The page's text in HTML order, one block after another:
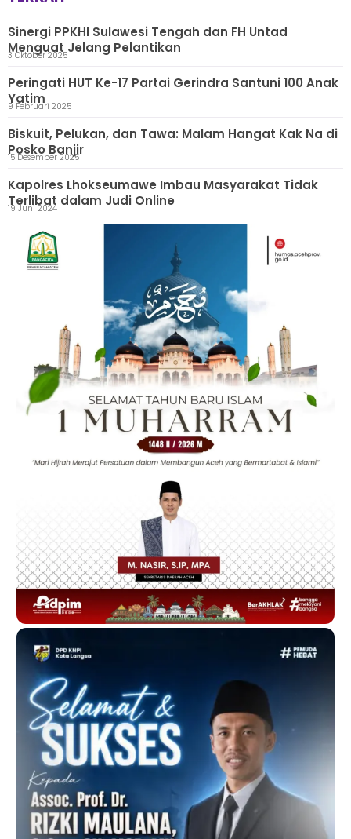
Sinergi PPKHI Sulawesi Tengah dan FH Untad
Menguat Jelang Pelantikan
3 Oktober 2025
Peringati HUT Ke-17 Partai Gerindra Santuni 100 Anak
Yatim 9 Februari 2025
Biskuit, Pelukan, dan Tawa: Malam Hangat Kak Na di
Posko Banjir
15 Desember 2025
Kapolres Lhokseumawe Imbau Masyarakat Tidak
Terlibat dalam Judi Online
19 Juni 2024